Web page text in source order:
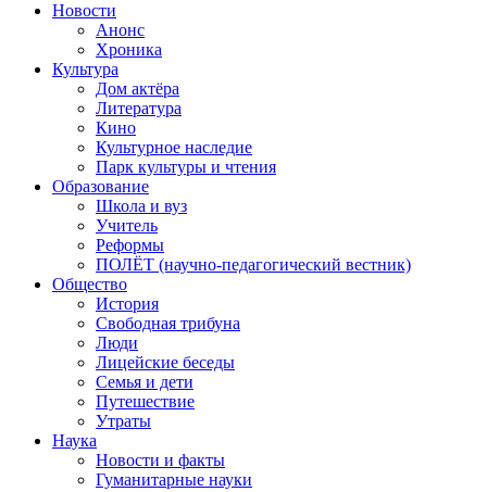
Новости
Анонс
Хроника
Культура
Дом актёра
Литература
Кино
Культурное наследие
Парк культуры и чтения
Образование
Школа и вуз
Учитель
Реформы
ПОЛЁТ (научно-педагогический вестник)
Общество
История
Свободная трибуна
Люди
Лицейские беседы
Семья и дети
Путешествие
Утраты
Наука
Новости и факты
Гуманитарные науки